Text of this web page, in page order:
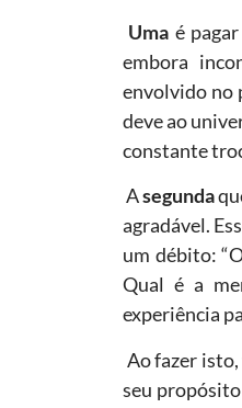
Uma é
embora
envolvido no
deve ao
constante
Asegunda
agradável.
um débito:
Qual é a
experiência
Ao fazer
seu